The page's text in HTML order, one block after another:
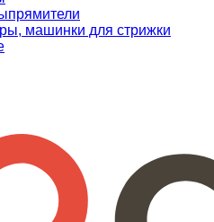
машинки для стрижки